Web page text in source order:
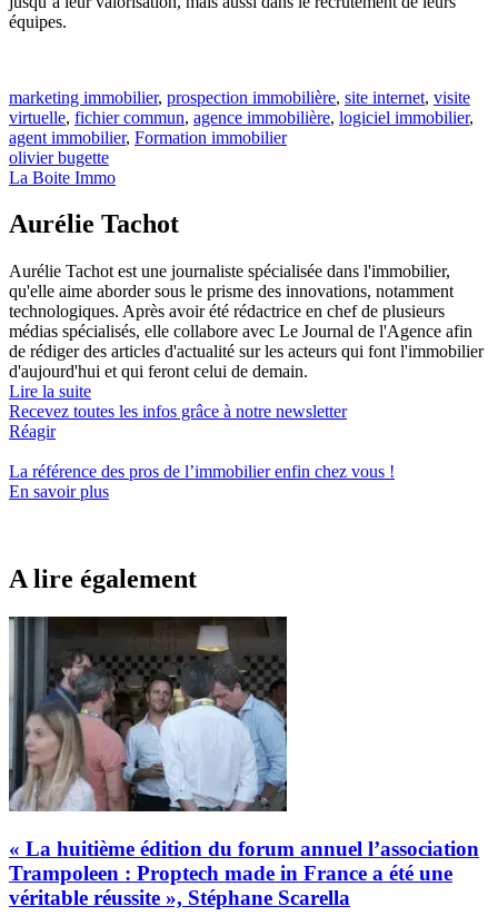
équipes.
marketing immobilier, prospection immobilière, site internet, visite
virtuelle, fichier commun, agence immobilière, logiciel immobilier,
agent immobilier, Formation immobilier
olivier bugette
La Boite Immo
Aurélie Tachot
Aurélie Tachot est une journaliste spécialisée dans l'immobilier,
qu'elle aime aborder sous le prisme des innovations, notamment
technologiques. Après avoir été rédactrice en chef de plusieurs
médias spécialisés, elle collabore avec Le Journal de l'Agence afin
de rédiger des articles d'actualité sur les acteurs qui font l'immobilier
d'aujourd'hui et qui feront celui de demain.
Lire la suite
Recevez toutes les infos grâce à notre newsletter
Réagir
La référence des pros de l’immobilierenfin chez vous !
En savoir plus
A lire également
« La huitième édition du forum annuel l’association
Trampoleen : Proptech made in France a été une
véritable réussite », Stéphane Scarella